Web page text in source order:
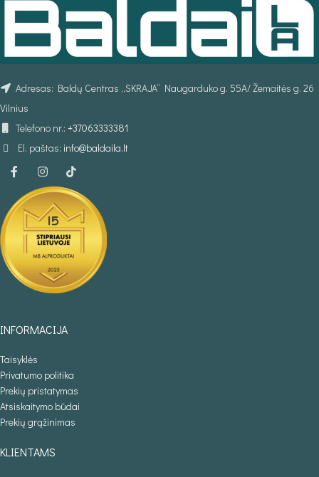
Adresas: Baldų Centras „SKRAJA“ Naugarduko g. 55A/ Žemaitės g. 26
Vilnius
Telefono nr.: +37063333381
El. paštas: info@baldaila.lt
INFORMACIJA
Taisyklės
Privatumo politika
Prekių pristatymas
Atsiskaitymo būdai
Prekių grąžinimas
KLIENTAMS